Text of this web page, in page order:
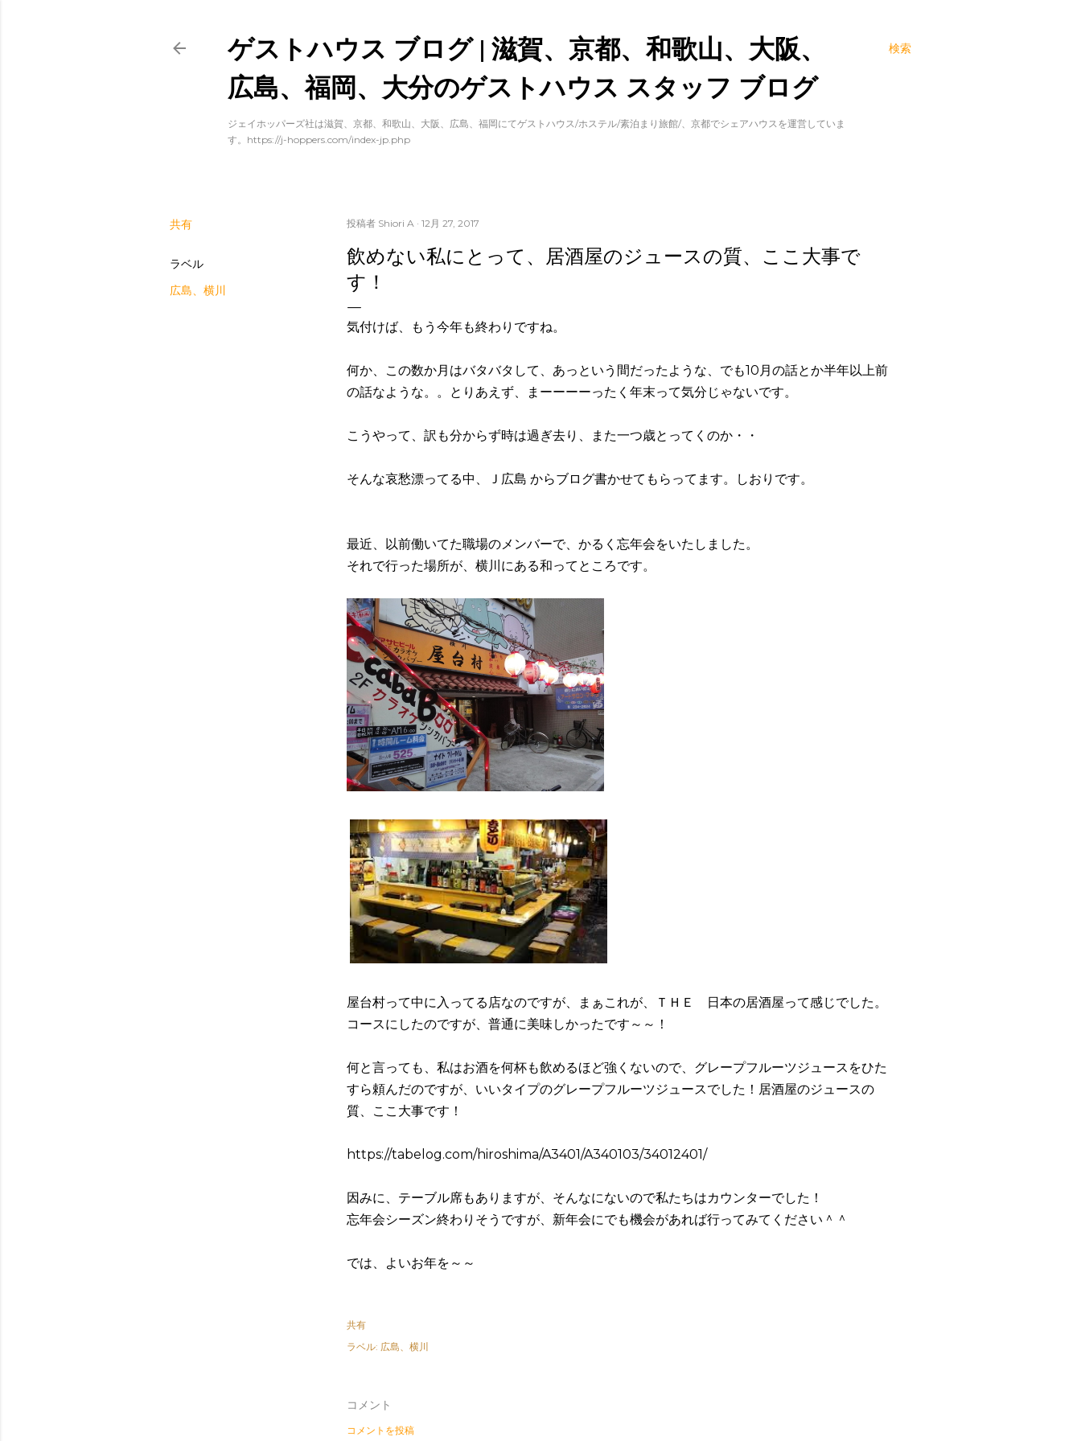
検索
ゲストハウス ブログ | 滋賀、京都、和歌山、大阪、
広島、福岡、大分のゲストハウス スタッフ ブログ
ジェイホッパーズ社は滋賀、京都、和歌山、大阪、広島、福岡にてゲストハウス/ホステル/素泊まり旅館/、京都でシェアハウスを運営していま
す。https://j-hoppers.com/index-jp.php
共有
ラベル
広島、横川
投稿者 Shiori A 12月 27, 2017
飲めない私にとって、居酒屋のジュースの質、ここ大事で
す！
気付けば、もう今年も終わりですね。
何か、この数か月はバタバタして、あっという間だったような、でも10月の話とか半年以上前
の話なような。。とりあえず、まーーーーったく年末って気分じゃないです。
こうやって、訳も分からず時は過ぎ去り、また一つ歳とってくのか・・
そんな哀愁漂ってる中、Ｊ広島 からブログ書かせてもらってます。しおりです。
最近、以前働いてた職場のメンバーで、かるく忘年会をいたしました。
それで行った場所が、横川にある和ってところです。
屋台村って中に入ってる店なのですが、まぁこれが、ＴＨＥ 日本の居酒屋って感じでした。
コースにしたのですが、普通に美味しかったです～～！
何と言っても、私はお酒を何杯も飲めるほど強くないので、グレープフルーツジュースをひた
すら頼んだのですが、いいタイプのグレープフルーツジュースでした！居酒屋のジュースの
質、ここ大事です！
https://tabelog.com/hiroshima/A3401/A340103/34012401/
因みに、テーブル席もありますが、そんなにないので私たちはカウンターでした！
忘年会シーズン終わりそうですが、新年会にでも機会があれば行ってみてください＾＾
では、よいお年を～～
共有
ラベル: 広島、横川
コメント
コメントを投稿